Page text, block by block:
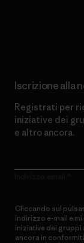
Iscrizione alla
Registrati per
iniziative dei
e altro ancora.
Cliccando sul
indirizzo e-mail e
iniziative dei gruppi
ancora in